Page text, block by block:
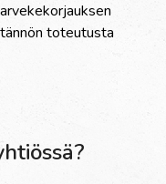
toteutusta